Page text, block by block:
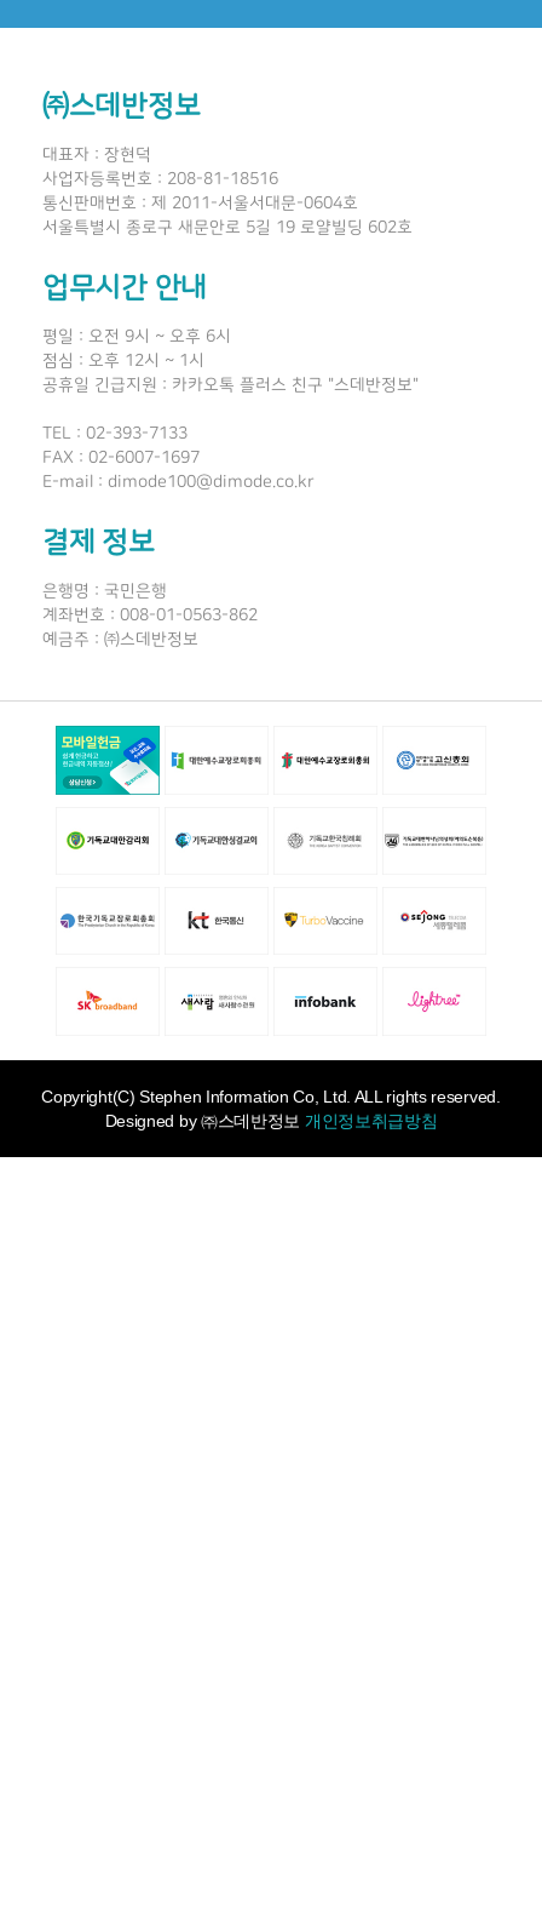
㈜스데반정보
대표자 : 장현덕
사업자등록번호 : 208-81-18516
통신판매번호 : 제 2011-서울서대문-0604호
서울특별시 종로구 새문안로 5길 19 로얄빌딩 602호
업무시간 안내
평일 : 오전 9시 ~ 오후 6시
점심 : 오후 12시 ~ 1시
공휴일 긴급지원 : 카카오톡 플러스 친구 "스데반정보"
TEL : 02-393-7133
FAX : 02-6007-1697
E-mail : dimode100@dimode.co.kr
결제 정보
은행명 : 국민은행
계좌번호 : 008-01-0563-862
예금주 : ㈜스데반정보
Copyright(C) Stephen Information Co, Ltd. ALL rights reserved.
Designed by㈜스데반정보 개인정보취급방침